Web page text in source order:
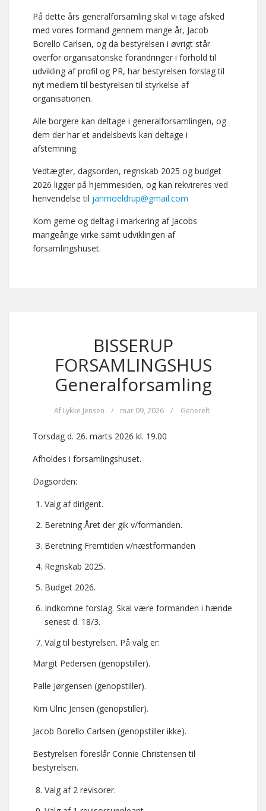
På dette års generalforsamling skal vi tage afsked
med vores formand gennem mange år, Jacob
Borello Carlsen, og da bestyrelsen i øvrigt står
overfor organisatoriske forandringer i forhold til
udvikling af profil og PR, har bestyrelsen forslag til
nyt medlem til bestyrelsen til styrkelse af
organisationen.
Alle borgere kan deltage i generalforsamlingen, og
dem der har et andelsbevis kan deltage i
afstemning.
Vedtægter, dagsorden, regnskab 2025 og budget
2026 ligger på hjemmesiden, og kan rekvireres ved
henvendelse til janmoeldrup@gmail.com
Kom gerne og deltag i markering af Jacobs
mangeårige virke samt udviklingen af
forsamlingshuset.
BISSERUP
FORSAMLINGSHUS
Generalforsamling
Af Lykke Jensen / mar 09, 2026 / Generelt
Torsdag d. 26. marts 2026 kl. 19.00
Afholdes i forsamlingshuset.
Dagsorden:
Valg af dirigent.
Beretning Året der gik v/formanden.
Beretning Fremtiden v/næstformanden
Regnskab 2025.
Budget 2026.
Indkomne forslag. Skal være formanden i hænde
senest d. 18/3.
Valg til bestyrelsen. På valg er:
Margit Pedersen (genopstiller).
Palle Jørgensen (genopstiller).
Kim Ulric Jensen (genopstiller).
Jacob Borello Carlsen (genopstiller ikke).
Bestyrelsen foreslår Connie Christensen til
bestyrelsen.
Valg af 2 revisorer.